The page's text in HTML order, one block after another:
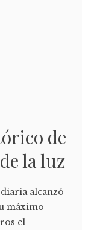
de
la luz
alcanzó
máximo
el